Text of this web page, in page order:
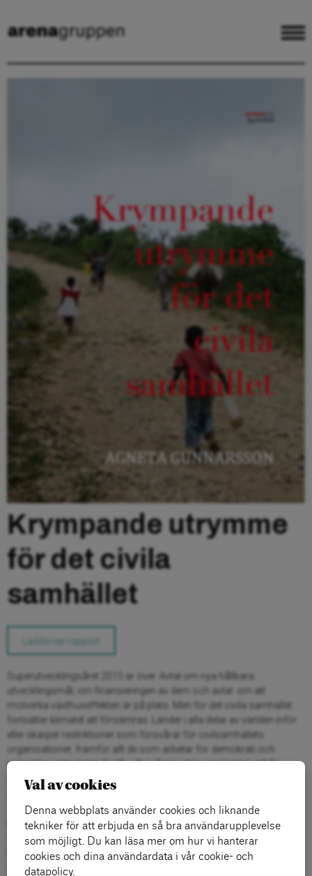
Krympande utrymme
för det civila
samhället
Ladda ner rapport
Superutvecklingsåret 2015 är över. Avtal om nya hållbara
utvecklingsmål, om finansieringen av dem och avtal om att
motverka växthuseffekten är på plats. Men för det civila samhället
fortsätter klimatet att försämras. Länder i alla delar av världen inför
eller skärper restriktioner som försvårar för civilsamhällets
organisationer, framför allt de som arbetar för demokrati och
mänskliga rättigheter. De får allt svårare att ta emot stöd utifrån,
verksamheten kringskärs av nya regler, registrering försvåras och
så vidare.
Agneta Gunnarsson har i sin nya rapportKrympande utrymme för
det civila samhället granskat den aktuella situationen och
bakgrunden till den. I rapporten beskriver Gunnarsson också hur
aktörer i Sverige och på den internationella arenan ser på problemen.
Val av cookies
Denna webbplats använder cookies och liknande
tekniker för att erbjuda en så bra användarupplevelse
som möjligt. Du kan läsa mer om hur vi hanterar
cookies och dina användardata i vår cookie- och
datapolicy.